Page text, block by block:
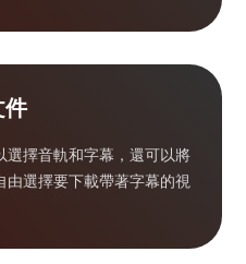
件
選擇音軌和字幕，還可以將
由選擇要下載帶著字幕的視